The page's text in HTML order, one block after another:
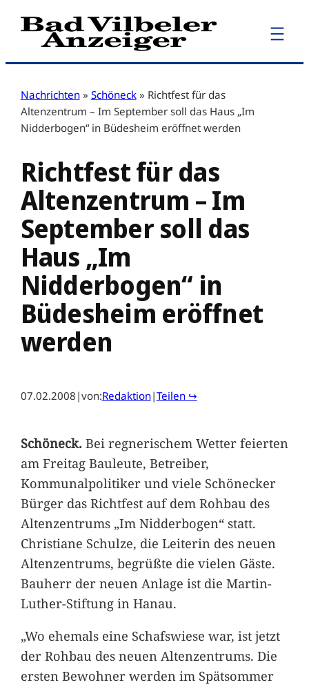
Zum
Inhalt
Nachrichten » Schöneck » Richtfest für das
Altenzentrum – Im September soll das Haus „Im
Nidderbogen“ in Büdesheim eröffnet werden
Richtfest für das
Altenzentrum – Im
September soll das
Haus „Im
Nidderbogen“ in
Büdesheim eröffnet
werden
07.02.2008 |von:Redaktion|Teilen ↪
Schöneck.Bei regnerischem Wetter feierten
am Freitag Bauleute, Betreiber,
Kommunalpolitiker und viele Schönecker
Bürger das Richtfest auf dem Rohbau des
Altenzentrums „Im Nidderbogen“ statt.
Christiane Schulze, die Leiterin des neuen
Altenzentrums, begrüßte die vielen Gäste.
Bauherr der neuen Anlage ist die Martin-
Luther-Stiftung in Hanau.
„Wo ehemals eine Schafswiese war, ist jetzt
der Rohbau des neuen Altenzentrums. Die
ersten Bewohner werden im Spätsommer